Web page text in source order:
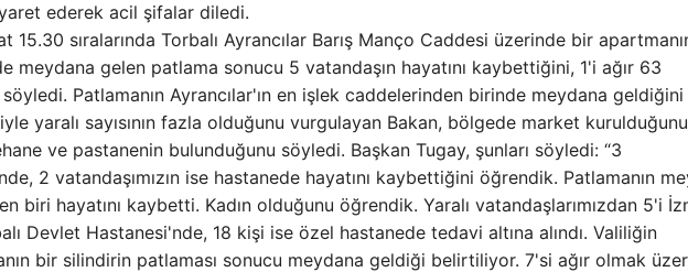
ederek acil şifalar diledi.
15.30 sıralarında Torbalı Ayrancılar Barış Manço Caddesi üzerinde bir
meydana gelen patlama sonucu 5 vatandaşın hayatını kaybettiğini, 1'i ağır 63
söyledi. Patlamanın Ayrancılar'ın en işlek caddelerinden birinde meydana
yaralı sayısının fazla olduğunu vurgulayan Bakan, bölgede market
ve pastanenin bulunduğunu söyledi. Başkan Tugay, şunları söyledi: “3
2 vatandaşımızın ise hastanede hayatını kaybettiğini öğrendik. Patlamanın
biri hayatını kaybetti. Kadın olduğunu öğrendik. Yaralı vatandaşlarımızdan 5'i
Devlet Hastanesi'nde, 18 kişi ise özel hastanede tedavi altına alındı. Valiliğin
bir silindirin patlaması sonucu meydana geldiği belirtiliyor. 7'si ağır olmak